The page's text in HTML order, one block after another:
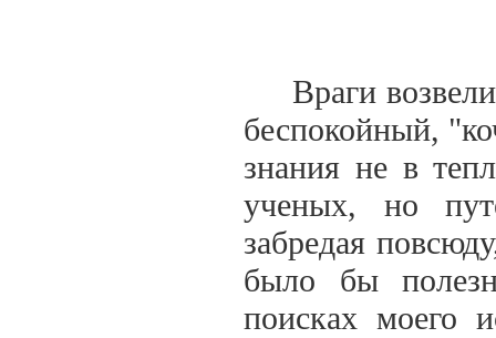
Враги возвели
беспокойный,
знания не в
ученых, но
забредая
было бы
поисках моего